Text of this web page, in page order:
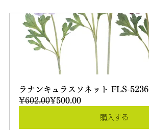
ラナンキュラスソネット FLS-5236
¥602.00¥500.00
購入する